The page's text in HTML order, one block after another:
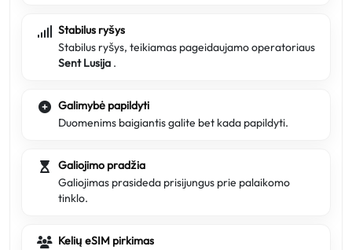
Stabilus ryšys
Stabilus ryšys, teikiamas pageidaujamo operatoriaus
Sent Lusija .
Galimybė papildyti
Duomenims baigiantis galite bet kada papildyti.
Galiojimo pradžia
Galiojimas prasideda prisijungus prie palaikomo
tinklo.
Kelių eSIM pirkimas